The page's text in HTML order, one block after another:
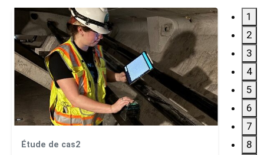
Étude de cas2
1
2
3
4
5
6
7
8